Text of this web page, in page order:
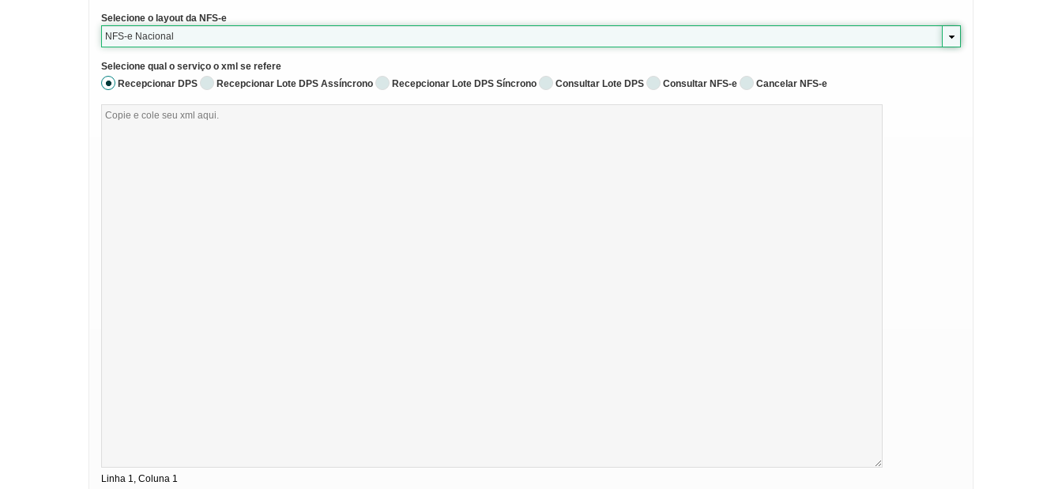
Selecione o layout da NFS-e
NFS-e Nacional
Selecione qual o serviço o xml se refere
Recepcionar DPS
Recepcionar Lote DPS Assíncrono Recepcionar Lote DPS Síncrono Consultar Lote DPS Consultar NFS-e Cancelar NFS-e
Linha 1, Coluna 1